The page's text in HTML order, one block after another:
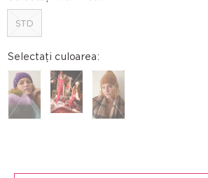
STD
Selectați culoarea: